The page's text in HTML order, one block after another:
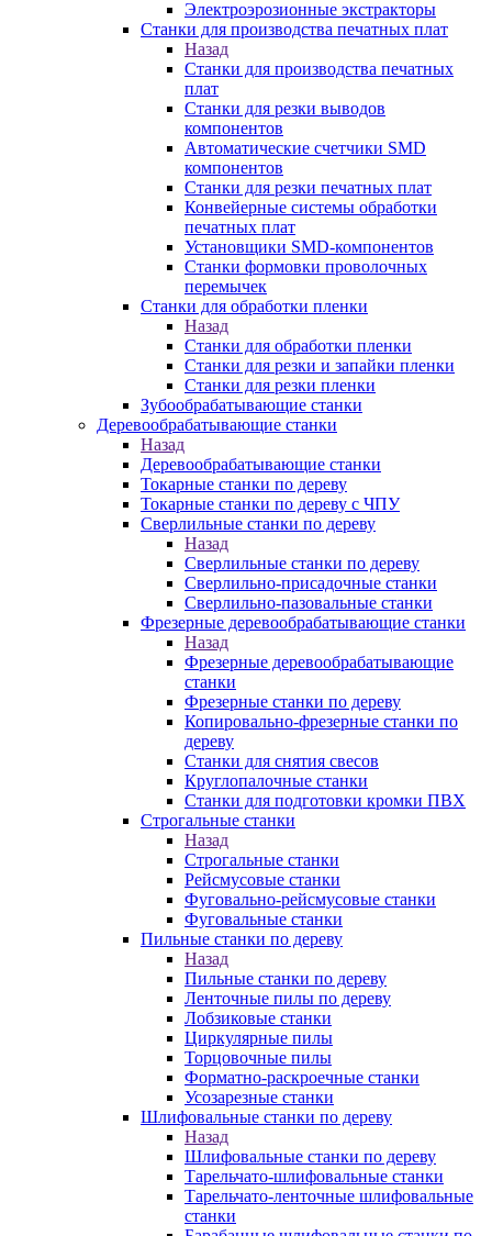
Электроэрозионные экстракторы
Станки для производства печатных плат
Назад
Станки для производства печатных
плат
Станки для резки выводов
компонентов
Автоматические счетчики SMD
компонентов
Станки для резки печатных плат
Конвейерные системы обработки
печатных плат
Установщики SMD-компонентов
Станки формовки проволочных
перемычек
Станки для обработки пленки
Назад
Станки для обработки пленки
Станки для резки и запайки пленки
Станки для резки пленки
Зубообрабатывающие станки
Деревообрабатывающие станки
Назад
Деревообрабатывающие станки
Токарные станки по дереву
Токарные станки по дереву с ЧПУ
Сверлильные станки по дереву
Назад
Сверлильные станки по дереву
Сверлильно-присадочные станки
Сверлильно-пазовальные станки
Фрезерные деревообрабатывающие станки
Назад
Фрезерные деревообрабатывающие
станки
Фрезерные станки по дереву
Копировально-фрезерные станки по
дереву
Станки для снятия свесов
Круглопалочные станки
Станки для подготовки кромки ПВХ
Строгальные станки
Назад
Строгальные станки
Рейсмусовые станки
Фуговально-рейсмусовые станки
Фуговальные станки
Пильные станки по дереву
Назад
Пильные станки по дереву
Ленточные пилы по дереву
Лобзиковые станки
Циркулярные пилы
Торцовочные пилы
Форматно-раскроечные станки
Усозарезные станки
Шлифовальные станки по дереву
Назад
Шлифовальные станки по дереву
Тарельчато-шлифовальные станки
Тарельчато-ленточные шлифовальные
станки